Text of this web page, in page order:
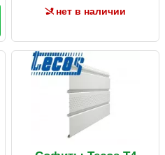
нет в наличии